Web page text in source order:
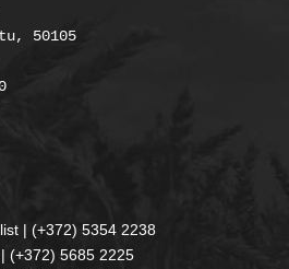
50105
E-R 09:00 - 17:00
| (+372) 5354 2238
(+372) 5685 2225